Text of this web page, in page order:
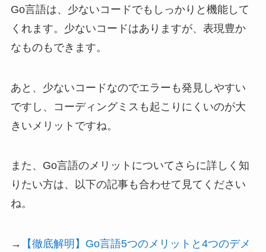
Go言語は、少ないコードでもしっかりと機能して
くれます。少ないコードはありますが、表現豊か
なものもできます。
あと、少ないコードなのでエラーも発見しやすい
ですし、コーディングミスも起こりにくいのが大
きいメリットですね。
また、Go言語のメリットについてさらに詳しく知
りたい方は、以下の記事も合わせて見てください
ね。
→
【徹底解明】Go言語5つのメリットと4つのデメ